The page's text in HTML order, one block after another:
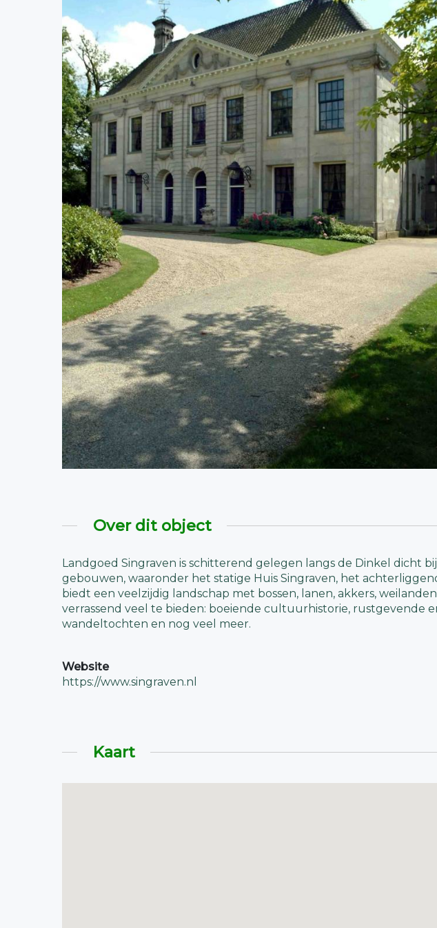
Over dit object
Landgoed Singraven is schitterend gelegen langs de Dinkel dicht
gebouwen, waaronder het statige Huis Singraven, het
biedt een veelzijdig landschap met bossen, lanen, akkers,
verrassend veel te bieden: boeiende cultuurhistorie, rustgevende
wandeltochten en nog veel meer.
Website
https://www.singraven.nl
Kaart